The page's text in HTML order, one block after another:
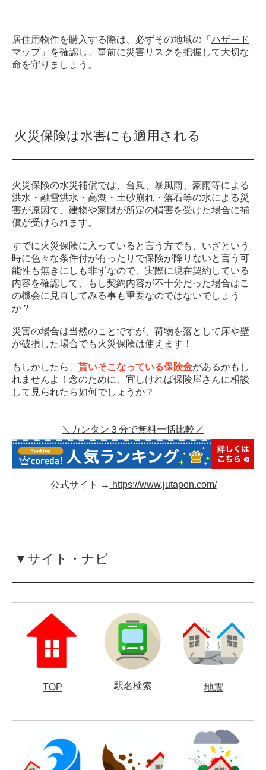
居住用物件を購入する際は、必ずその地域の「 ハザード
マップ」を確認し、事前に災害リスクを把握して大切な
命を守りましょう。
火災保険は水害にも適用される
火災保険の水災補償では、台風、暴風雨、豪雨等による
洪水・融雪洪水・高潮・土砂崩れ・落石等の水による災
害が原因で、建物や家財が所定の損害を受けた場合に補
償が受けられます。
すでに火災保険に入っていると言う方でも、いざという
時に色々な条件付が有ったりで保険が降りないと言う可
能性も無きにしも非ずなので、実際に現在契約している
内容を確認して、もし契約内容が不十分だった場合はこ
の機会に見直してみる事も重要なのではないでしょう
か？
災害の場合は当然のことですが、荷物を落として床や壁
が破損した場合でも火災保険は使えます！
もしかしたら、 貰いそこなっている保険金があるかもし
れませんよ！念のために、宜しければ保険屋さんに相談
して見られたら如何でしょうか？
＼カンタン３分で無料一括比較／
公式サイト → https://www.jutapon.com/
▼サイト・ナビ
TOP 駅名検索 地震